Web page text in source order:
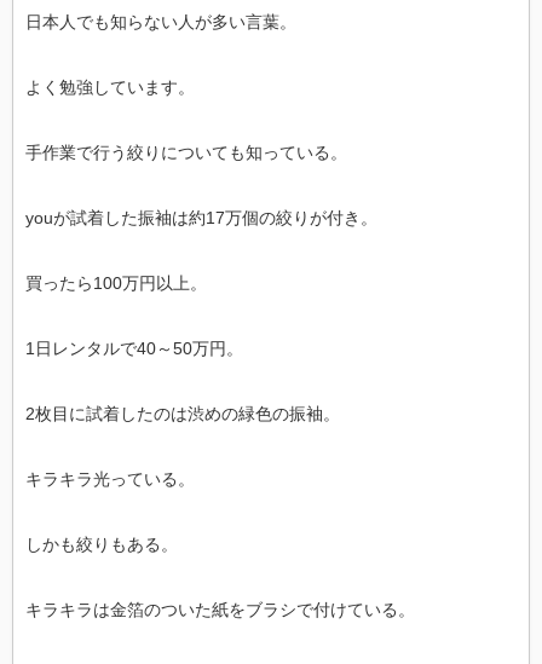
日本人でも知らない人が多い言葉。
よく勉強しています。
手作業で行う絞りについても知っている。
youが試着した振袖は約17万個の絞りが付き。
買ったら100万円以上。
1日レンタルで40～50万円。
2枚目に試着したのは渋めの緑色の振袖。
キラキラ光っている。
しかも絞りもある。
キラキラは金箔のついた紙をブラシで付けている。